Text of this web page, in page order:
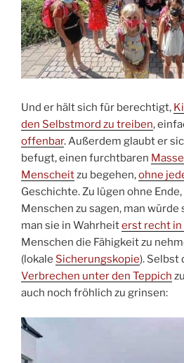
Und er hält sich für berechtigt,
den Selbstmord zu treiben,
offenbar. Außerdem glaubt er
befugt, einen furchtbaren
Menscheitzu begehen,ohne
Geschichte. Zu lügen ohne
Menschen zu sagen, man würde
man sie in Wahrheiterst recht in
Menschen die Fähigkeit zu
(lokale Sicherungskopie). Selbst
Verbrechen unter den Teppich
auch noch fröhlich zu grinsen: